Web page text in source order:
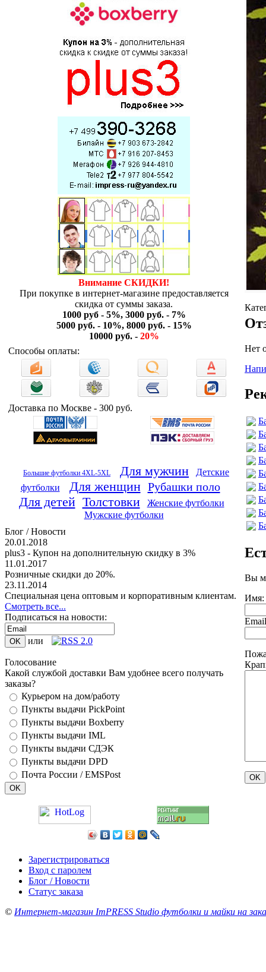
Внимание СКИДКИ!
При покупке в интернет-магазине предоставляется
скидка от суммы заказа.
1000 руб - 5%, 3000 руб. - 7%
5000 руб. - 10%, 8000 руб. - 15%
10000 руб. - 20%
Способы оплаты:
Доставка по Москве - 300 руб.
Большие футболки 4XL-5XL Для мужчин
Детские
футболки
Для женщин Рубашки поло
Для детей Толстовки
Женские футболки
Мужские футболки
Блог / Новости
20.01.2018
plus3 - Купон на дополнительную скидку в 3%
11.01.2017
Розничные скидки до 20%.
23.11.2014
Специальная цена оптовым и корпоративным клиентам.
Смотреть все...
Подписаться на новости:
или
Голосование
Какой службой доставки Вам удобнее всего получать
заказы?
Курьером на дом/работу
Пункты выдачи PickPoint
Пункты выдачи Boxberry
Пункты выдачи IML
Пункты выдачи СДЭК
Пункты выдачи DPD
Почта России / EMSPost
Нет
Вы
Имя:
Email
Зарегистрироваться
Вход с паролем
Блог / Новости
Статус заказа
© Интернет-магазин ImPRESS Studio футболки и майки на